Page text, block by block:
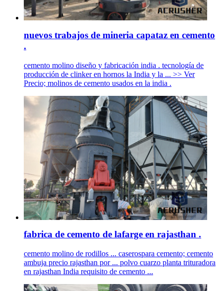
nuevos trabajos de mineria capataz en cemento
.
cemento molino diseño y fabricación india . tecnología de
producción de clinker en hornos la India y la ... >> Ver
Precio; molinos de cemento usados en la india .
fabrica de cemento de lafarge en rajasthan .
cemento molino de rodillos ... caserospara cemento; cemento
ambuja precio rajasthan por ... polvo cuarzo planta trituradora
en rajasthan India requisito de cemento ...